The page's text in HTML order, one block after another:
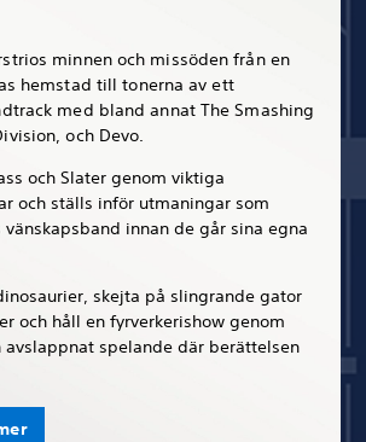
minnen och missöden från en
hemstad till tonerna av ett
med bland annat The Smashing
och Devo.
och Slater genom viktiga
och ställs inför utmaningar som
vänskapsband innan de går sina egna
skejta på slingrande gator
och håll en fyrverkerishow genom
avslappnat spelande där berättelsen